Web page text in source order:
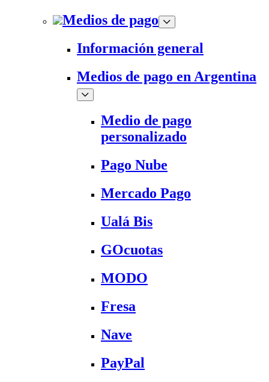
Medios de pago
Información general
Medios de pago en Argentina
Medio de pago
personalizado
Pago Nube
Mercado Pago
Ualá Bis
GOcuotas
MODO
Fresa
Nave
PayPal